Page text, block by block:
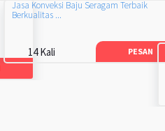
Jasa Konveksi Baju Seragam Terbaik
Berkualitas ...
14 Kali PESAN